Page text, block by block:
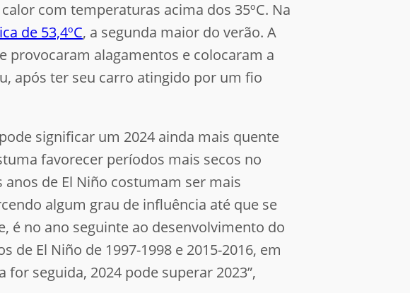
com temperaturas acima dos 35ºC. Na
de 53,4ºC, a segunda maior do verão. A
provocaram alagamentos e colocaram a
após ter seu carro atingido por um fio
significar um 2024 ainda mais quente
favorecer períodos mais secos no
de El Niño costumam ser mais
algum grau de influência até que se
é no ano seguinte ao desenvolvimento do
El Niño de 1997-1998 e 2015-2016, em
seguida, 2024 pode superar 2023”,